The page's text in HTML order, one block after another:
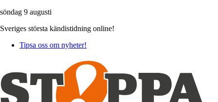
söndag 9 augusti
Sveriges största kändistidning online!
Tipsa oss om nyheter!